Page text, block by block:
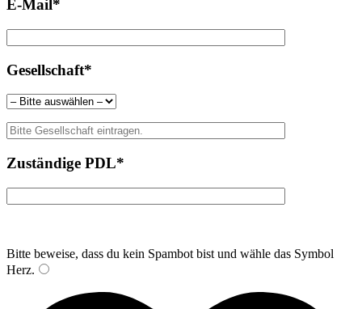
E-Mail*
Gesellschaft*
Zuständige PDL*
Bitte beweise, dass du kein Spambot bist und wähle das Symbol
Herz.